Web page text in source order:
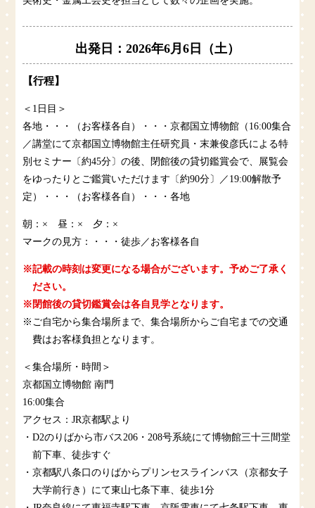
出発日：2026年6月6日（土）
【行程】
＜1日目＞
各地・・・（お客様各自）・・・京都国立博物館（16:00集合
／講堂にて京都国立博物館主任研究員・末兼俊彦氏による特
別セミナー〔約45分〕の後、閉館後の貸切鑑賞会で、展覧会
をゆったりとご鑑賞いただけます〔約90分〕／19:00解散予
定）・・・（お客様各自）・・・各地
朝：× 昼：× 夕：×
マークの見方：・・・徒歩／お客様各自
※記載の時刻は変更になる場合がございます。予めご了承く
ださい。
※閉館後の貸切鑑賞会は各自見学となります。
※ご自宅から集合場所まで、集合場所からご自宅までの交通
費はお客様負担となります。
＜集合場所・時間＞
京都国立博物館 南門
16:00集合
アクセス：JR京都駅より
・D2のりばから市バス206・208号系統にて博物館三十三間堂
前下車、徒歩すぐ
・京都駅八条口のりばからプリンセスラインバス（京都女子
大学前行き）にて東山七条下車、徒歩1分